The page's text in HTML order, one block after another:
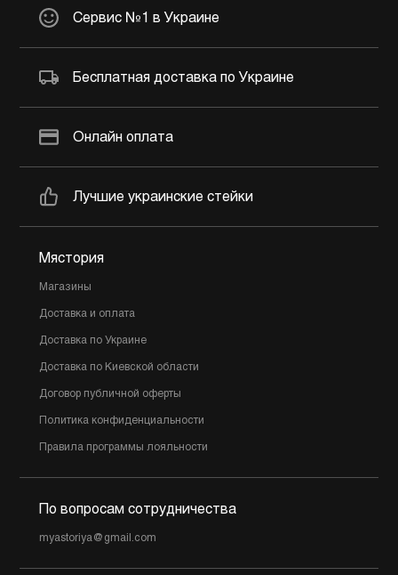
Сервис №1 в Украине
Бесплатная доставка по Украине
Онлайн оплата
Лучшие украинские стейки
Мястория
Магазины
Доставка и оплата
Доставка по Украине
Доставка по Киевской области
Договор публичной оферты
Политика конфиденциальности
Правила программы лояльности
По вопросам сотрудничества
myastoriya@gmail.com